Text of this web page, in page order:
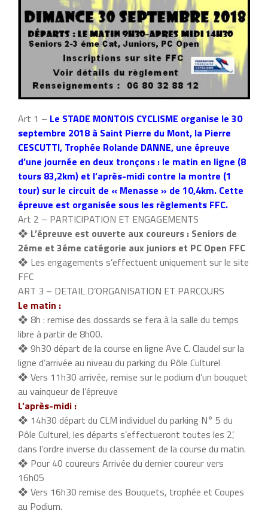
Art 1 – Le STADE MONTOIS CYCLISME organise le 30
septembre 2018 à Saint Pierre du Mont, la Pierre
CESCUTTI, Trophée Rolande DANNE, une épreuve
d’une journée en deux tronçons : le matin en ligne (8
tours 83,2km) et l’après-midi contre la montre (1
tour) sur le circuit de « Menasse » de 10,4km. Cette
épreuve est organisée sous les règlements FFC.
Art 2 – PARTICIPATION ET ENGAGEMENTS
❖ L’épreuve est ouverte aux coureurs : Seniors de
2éme et 3éme catégorie aux juniors et PC Open FFC
❖ Les engagements s’effectuent uniquement sur le site
FFC
ART 3 – DETAIL D’ORGANISATION ET PARCOURS
Le matin :
❖ 8h : remise des dossards se fera à la salle du temps
libre à partir de 8h00.
❖ 9h30 départ de la course en ligne Ave C. Claudel sur la
ligne d’arrivée au niveau du parking du Pôle Culturel
❖ Vers 11h30 arrivée, remise sur le podium d’un bouquet
au vainqueur de l’épreuve
L’après-midi :
❖ 14h30 départ du CLM individuel du parking N° 5 du
Pôle Culturel, les départs s’effectueront toutes les 2’,
dans l’ordre inverse du classement de la course du matin.
❖ Pour 40 coureurs Arrivée du dernier coureur vers
16h05
❖ Vers 16h30 remise des Bouquets, trophée et Coupes
au Podium.